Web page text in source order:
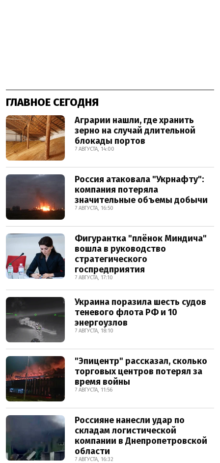
ГЛАВНОЕ СЕГОДНЯ
Аграрии нашли, где хранить
зерно на случай длительной
блокады портов
7 АВГУСТА, 14:00
Россия атаковала "Укрнафту":
компания потеряла
значительные объемы добычи
7 АВГУСТА, 16:50
Фигурантка "плёнок Миндича"
вошла в руководство
стратегического
госпредприятия
7 АВГУСТА, 17:10
Украина поразила шесть судов
теневого флота РФ и 10
энергоузлов
7 АВГУСТА, 18:10
"Эпицентр" рассказал, сколько
торговых центров потерял за
время войны
7 АВГУСТА, 11:56
Россияне нанесли удар по
складам логистической
компании в Днепропетровской
области
7 АВГУСТА, 16:32